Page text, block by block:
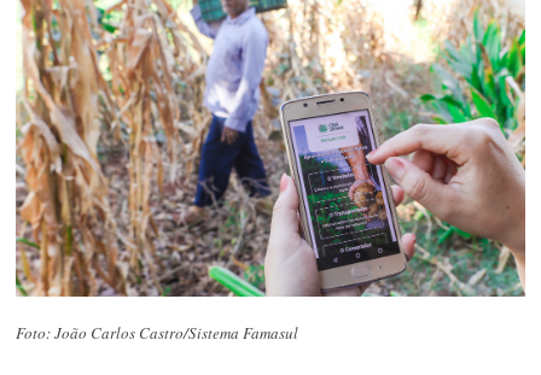
Foto: João Carlos Castro/Sistema Famasul